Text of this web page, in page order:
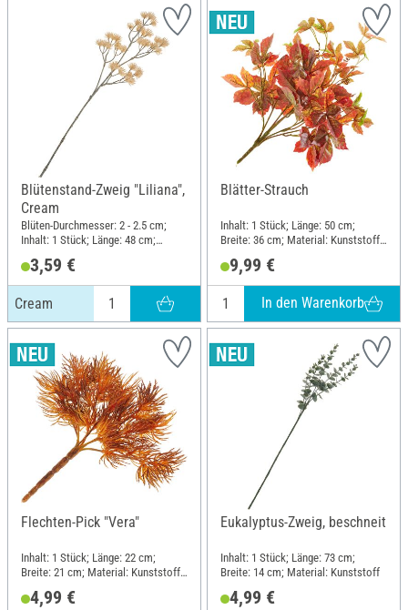
Blütenstand-Zweig "Liliana",
Cream
Blüten-Durchmesser: 2 - 2.5 cm;
Inhalt: 1 Stück; Länge: 48 cm;
Draht
3,59 €
Cream
Blätter-Strauch
Inhalt: 1 Stück; Länge: 50 cm;
Breite: 36 cm; Material: Kunststoff,
9,99 €
In den Warenkorb
Flechten-Pick "Vera"
Inhalt: 1 Stück; Länge: 22 cm;
Breite: 21 cm; Material: Kunststoff,
4,99 €
Eukalyptus-Zweig, beschneit
Inhalt: 1 Stück; Länge: 73 cm;
Breite: 14 cm; Material: Kunststoff
4,99 €